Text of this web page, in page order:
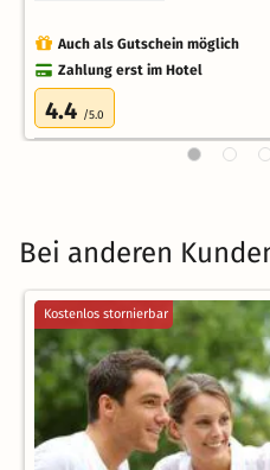
Auch als Gutschein möglich
Zahlung erst im Hotel
4.4 /5.0
Bei anderen
Kostenlos stornierbar